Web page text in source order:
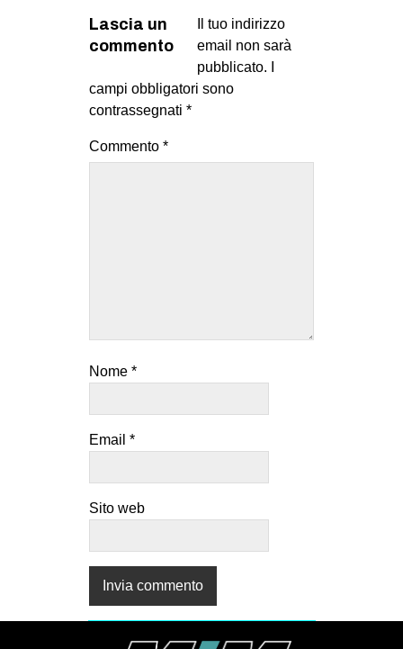
Lascia un
commento
Il tuo indirizzo
email non sarà
pubblicato.
campi obbligatori sono
contrassegnati *
Commento *
Nome *
Email *
Sito web